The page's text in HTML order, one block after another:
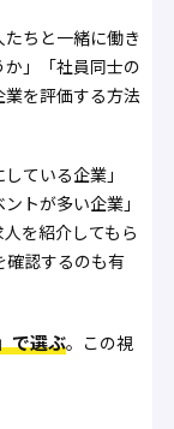
ちと一緒に働き
」「社員同士の
を評価する方法
ている企業」
トが多い企業」
を紹介してもら
確認するのも有
で選ぶ。この視